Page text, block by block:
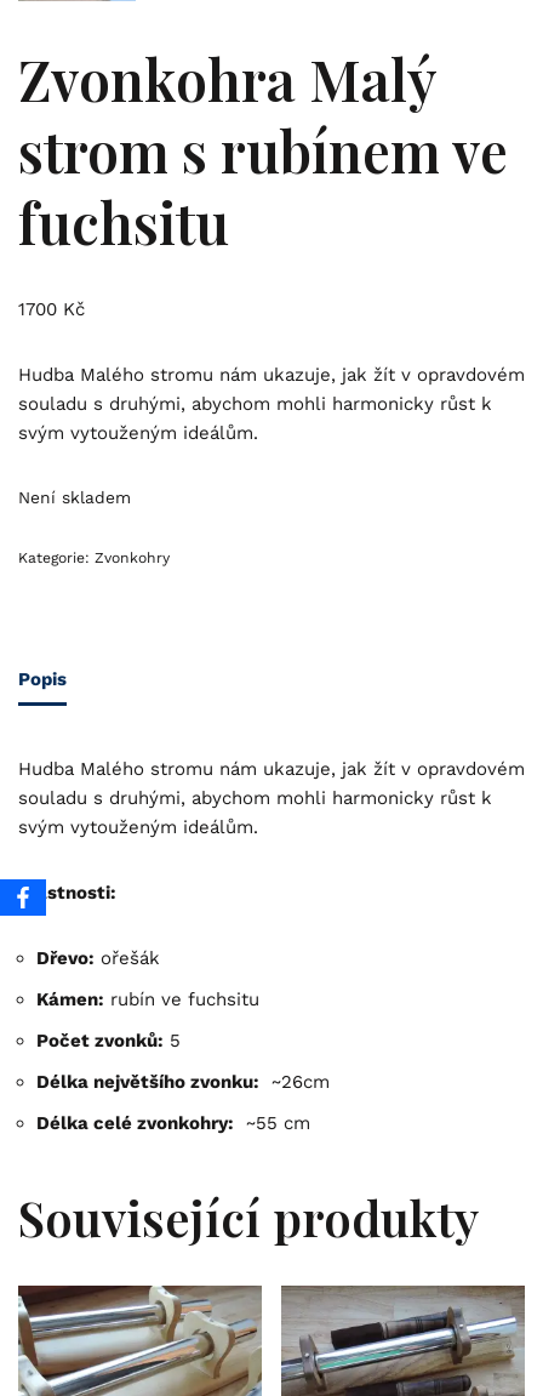
Zvonkohra Malý
strom s rubínem ve
fuchsitu
1700 Kč
Hudba Malého stromu nám ukazuje, jak žít v opravdovém
souladu s druhými, abychom mohli harmonicky růst k
svým vytouženým ideálům.
Není skladem
Kategorie: Zvonkohry
Popis
Hudba Malého stromu nám ukazuje, jak žít v opravdovém
souladu s druhými, abychom mohli harmonicky růst k
svým vytouženým ideálům.
Vlastnosti:
Dřevo: ořešák
Kámen: rubín ve fuchsitu
Počet zvonků: 5
Délka největšího zvonku: ~26cm
Délka celé zvonkohry: ~55 cm
Související produkty